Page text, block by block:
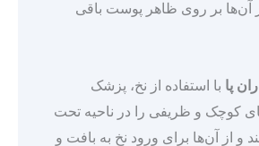
آن‌ها بر روی ظاهر پوست باقی
پا با استفاده از نخ، پزشک
کوچک و ظریفی را در ناحیه تحت
و از آن‌ها برای ورود نخ به بافت و